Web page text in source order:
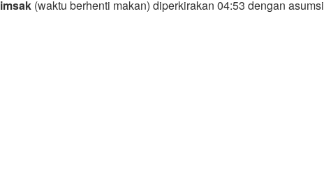
imsak (waktu berhenti makan) diperkirakan 04:53 dengan asumsi